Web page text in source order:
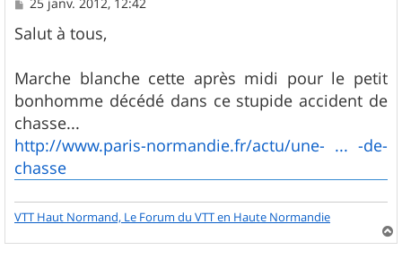
s
s
g
e
Salut à tous,
Marche blanche cette après midi pour le petit
bonhomme décédé dans ce stupide accident de
chasse...
http://www.paris-normandie.fr/actu/une- ... -de-
chasse
VTT Haut Normand, Le Forum du VTT en Haute Normandie
a